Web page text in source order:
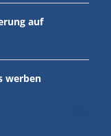
auf
werben